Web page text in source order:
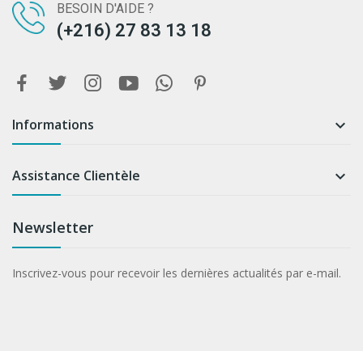
BESOIN D'AIDE ?
(+216) 27 83 13 18
Informations 
Assistance Clientèle 
Newsletter
Inscrivez-vous pour recevoir les dernières actualités par e-mail.